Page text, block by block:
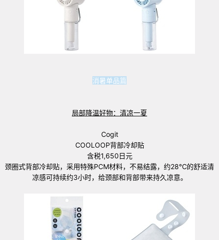
消暑单品篇
局部降温好物：清凉一夏
Cogit
COOLOOP背部冷却贴
含税1,650日元
颈圈式背部冷却贴，采用特殊PCM材料，不易结露，约28℃的舒适清
凉感可持续约3小时，给颈部和背部带来持久凉意。